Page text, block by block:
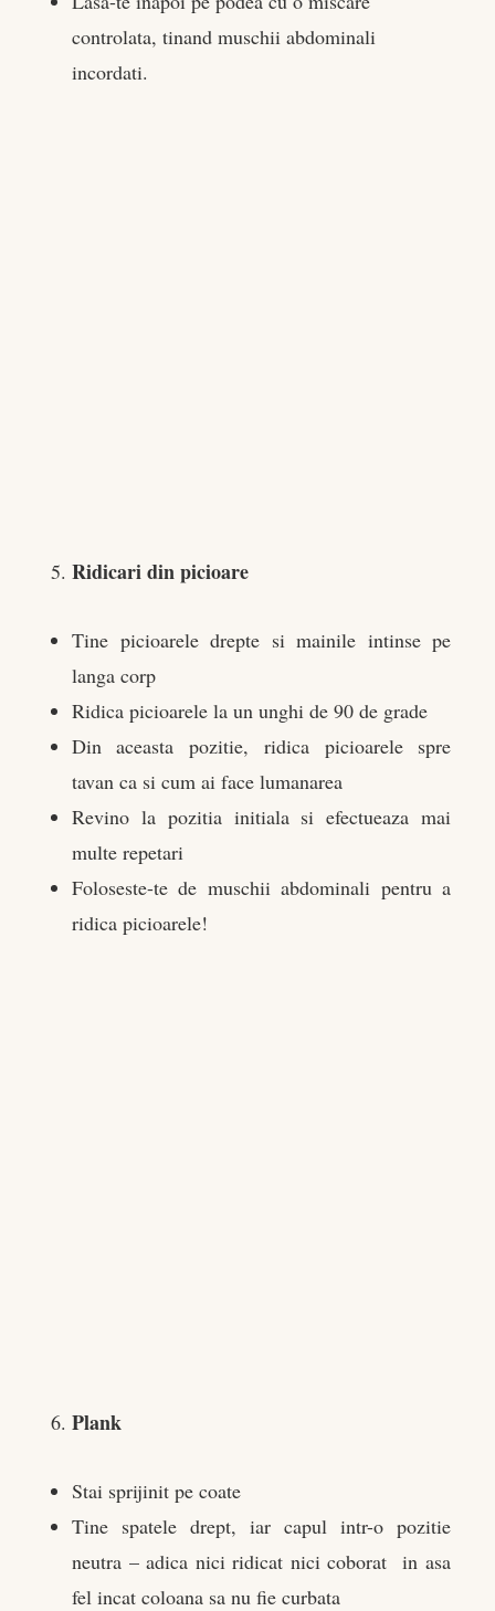
controlata, tinand muschii abdominali
incordati.
Ridicari din picioare
Tine picioarele drepte si mainile intinse pe
langa corp
Ridica picioarele la un unghi de 90 de grade
Din aceasta pozitie, ridica picioarele spre
tavan ca si cum ai face lumanarea
Revino la pozitia initiala si efectueaza mai
multe repetari
Foloseste-te de muschii abdominali pentru a
ridica picioarele!
Plank
Stai sprijinit pe coate
Tine spatele drept, iar capul intr-o pozitie
neutra – adica nici ridicat nici coborat in asa
fel incat coloana sa nu fie curbata